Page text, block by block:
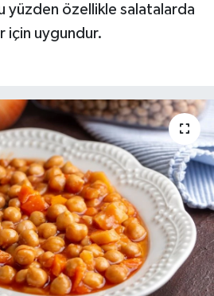
yüzden özellikle salatalarda
için uygundur.